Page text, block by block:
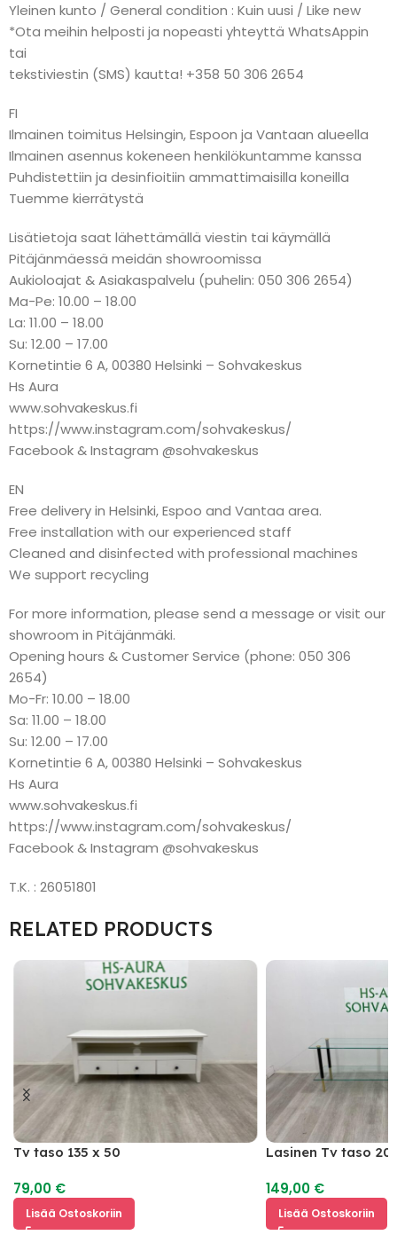
Yleinen kunto / General condition : Kuin uusi / Like new
*Ota meihin helposti ja nopeasti yhteyttä WhatsAppin
tai
tekstiviestin (SMS) kautta! +358 50 306 2654
FI
Ilmainen toimitus Helsingin, Espoon ja Vantaan alueella
Ilmainen asennus kokeneen henkilökuntamme kanssa
Puhdistettiin ja desinfioitiin ammattimaisilla koneilla
Tuemme kierrätystä
Lisätietoja saat lähettämällä viestin tai käymällä
Pitäjänmäessä meidän showroomissa
Aukioloajat & Asiakaspalvelu (puhelin: 050 306 2654)
Ma-Pe: 10.00 – 18.00
La: 11.00 – 18.00
Su: 12.00 – 17.00
Kornetintie 6 A, 00380 Helsinki – Sohvakeskus
Hs Aura
www.sohvakeskus.fi
https://www.instagram.com/sohvakeskus/
Facebook & Instagram @sohvakeskus
EN
Free delivery in Helsinki, Espoo and Vantaa area.
Free installation with our experienced staff
Cleaned and disinfected with professional machines
We support recycling
For more information, please send a message or visit our
showroom in Pitäjänmäki.
Opening hours & Customer Service (phone: 050 306
2654)
Mo-Fr: 10.00 – 18.00
Sa: 11.00 – 18.00
Su: 12.00 – 17.00
Kornetintie 6 A, 00380 Helsinki – Sohvakeskus
Hs Aura
www.sohvakeskus.fi
https://www.instagram.com/sohvakeskus/
Facebook & Instagram @sohvakeskus
T.K. : 26051801
RELATED PRODUCTS
Tv taso 135 x 50
79,00 €
Lisää Ostoskoriin
Lasinen Tv taso
149,00 €
Lisää Ostoskoriin